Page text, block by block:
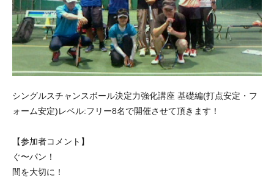
シングルスチャンスボール決定力強化講座 基礎編(打点安定・フ
ォーム安定)レベル:フリー8名で開催させて頂きます！
【参加者コメント】
ぐ〜パン！
間を大切に！